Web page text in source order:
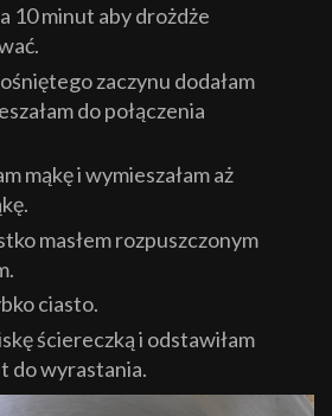
10 minut aby drożdże
zaczynu dodałam
do połączenia
mąkę i wymieszałam aż
masłem rozpuszczonym
ciasto.
ściereczką i odstawiłam
do wyrastania.